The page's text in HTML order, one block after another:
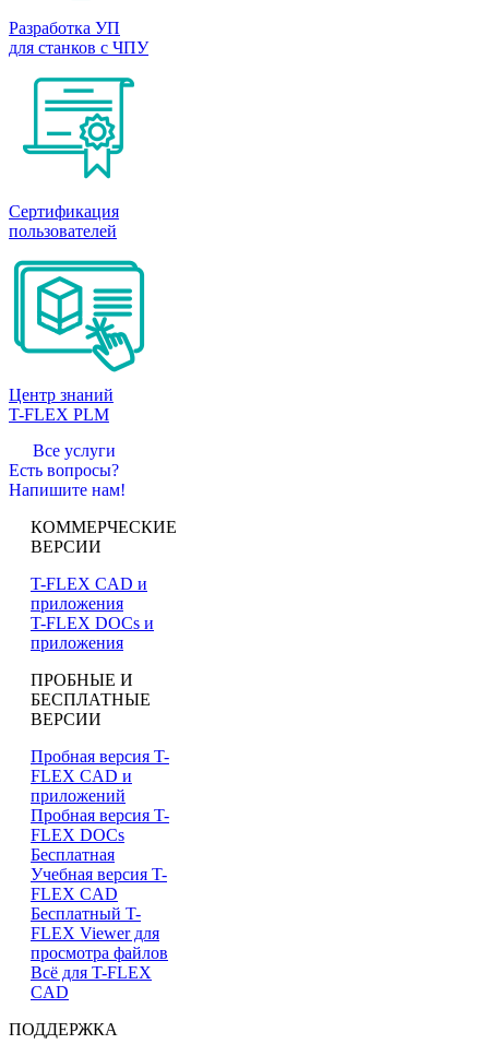
Разработка УП
для станков с ЧПУ
Сертификация
пользователей
Центр знаний
T-FLEX PLM
Все услуги
Есть вопросы?
Напишите нам!
КОММЕРЧЕСКИЕ
ВЕРСИИ
T-FLEX CAD и
приложения
T-FLEX DOCs и
приложения
ПРОБНЫЕ И
БЕСПЛАТНЫЕ
ВЕРСИИ
Пробная версия T-
FLEX CAD и
приложений
Пробная версия T-
FLEX DOCs
Бесплатная
Учебная версия T-
FLEX CAD
Бесплатный T-
FLEX Viewer для
просмотра файлов
Всё для T-FLEX
CAD
ПОДДЕРЖКА